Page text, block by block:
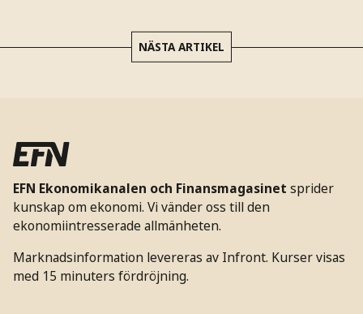
NÄSTA ARTIKEL
EFN Ekonomikanalen och Finansmagasinet sprider
kunskap om ekonomi. Vi vänder oss till den
ekonomiintresserade allmänheten.
Marknadsinformation levereras av Infront. Kurser visas
med 15 minuters fördröjning.